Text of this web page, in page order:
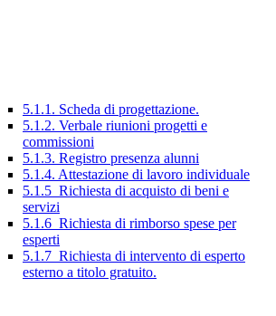
5.1.1. Scheda di progettazione.
5.1.2. Verbale riunioni progetti e
commissioni
5.1.3. Registro presenza alunni
5.1.4. Attestazione di lavoro individuale
5.1.5_Richiesta di acquisto di beni e
servizi
5.1.6_Richiesta di rimborso spese per
esperti
5.1.7_Richiesta di intervento di esperto
esterno a titolo gratuito.